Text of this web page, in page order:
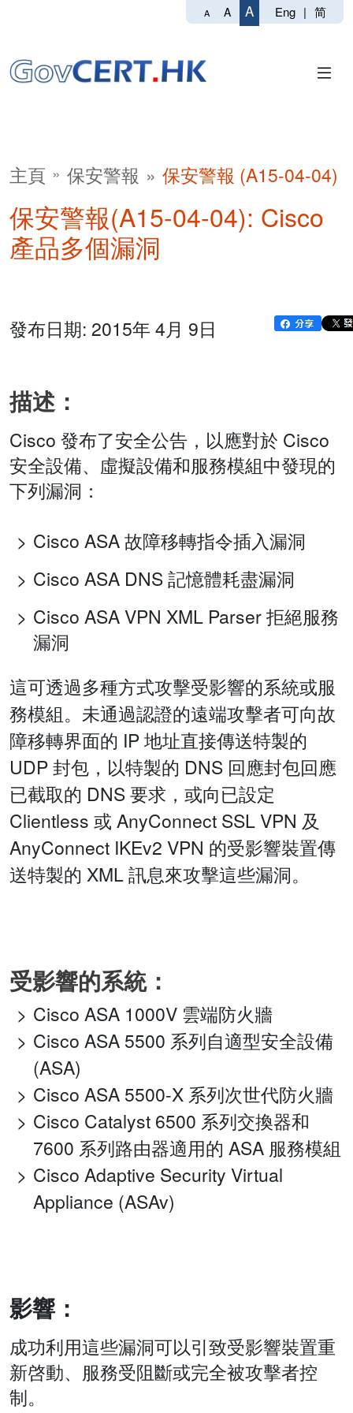
A A A Eng | 简
主頁 保安警報 保安警報 (A15-04-04)
保安警報(A15-04-04): Cisco
產品多個漏洞
發布日期: 2015年 4月 9日
描述：
Cisco 發布了安全公告，以應對於 Cisco
安全設備、虛擬設備和服務模組中發現的
下列漏洞：
Cisco ASA 故障移轉指令插入漏洞
Cisco ASA DNS 記憶體耗盡漏洞
Cisco ASA VPN XML Parser 拒絕服務
漏洞
這可透過多種方式攻擊受影響的系統或服
務模組。未通過認證的遠端攻擊者可向故
障移轉界面的 IP 地址直接傳送特製的
UDP 封包，以特製的 DNS 回應封包回應
已截取的 DNS 要求，或向已設定
Clientless 或 AnyConnect SSL VPN 及
AnyConnect IKEv2 VPN 的受影響裝置傳
送特製的 XML 訊息來攻擊這些漏洞。
受影響的系統：
Cisco ASA 1000V 雲端防火牆
Cisco ASA 5500 系列自適型安全設備
(ASA)
Cisco ASA 5500-X 系列次世代防火牆
Cisco Catalyst 6500 系列交換器和
7600 系列路由器適用的 ASA 服務模組
Cisco Adaptive Security Virtual
Appliance (ASAv)
影響：
成功利用這些漏洞可以引致受影響裝置重
新啓動、服務受阻斷或完全被攻擊者控
制。